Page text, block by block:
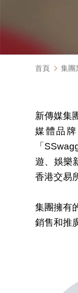
首頁 集團
新傳媒集
媒體品
「
遊、娛樂
香港交易
集團擁有
銷售和推